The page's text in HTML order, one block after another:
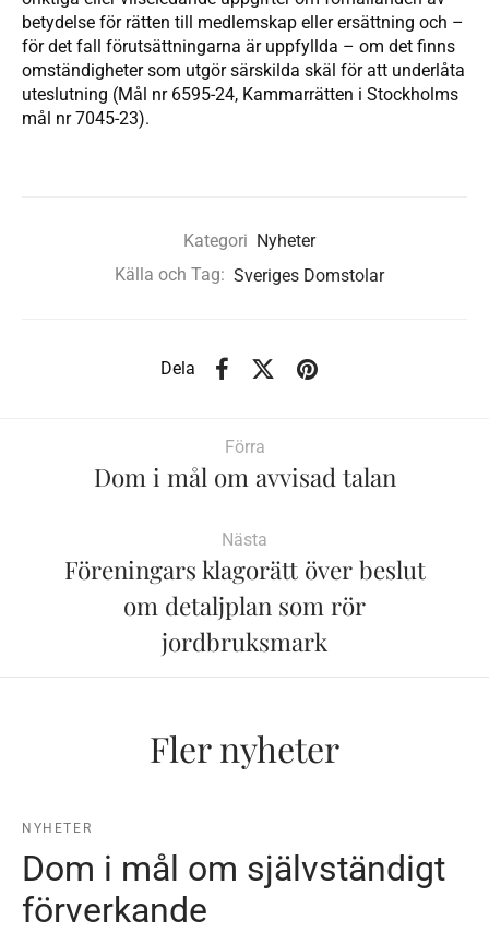
betydelse för rätten till medlemskap eller ersättning och –
för det fall förutsättningarna är uppfyllda – om det finns
omständigheter som utgör särskilda skäl för att underlåta
uteslutning (Mål nr 6595-24, Kammarrätten i Stockholms
mål nr 7045-23).
Kategori Nyheter
Källa och Tag: Sveriges Domstolar
Dela
Förra
Dom i mål om avvisad talan
Nästa
Föreningars klagorätt över beslut
om detaljplan som rör
jordbruksmark
Fler nyheter
NYHETER
Dom i mål om självständigt
förverkande